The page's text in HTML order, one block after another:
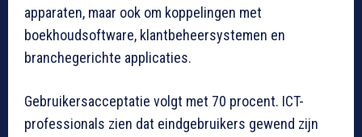
apparaten, maar ook om koppelingen met
boekhoudsoftware, klantbeheersystemen en
branchegerichte applicaties.
Gebruikersacceptatie volgt met 70 procent. ICT-
professionals zien dat eindgebruikers gewend zijn